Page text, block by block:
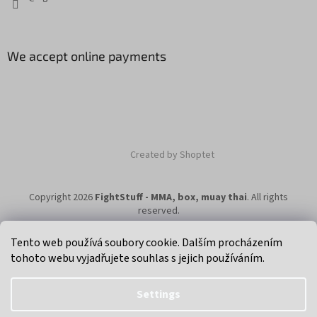
Tento web používá soubory cookie. Dalším procházením
tohoto webu vyjadřujete souhlas s jejich používáním.
Settings
We accept online payments
Created by Shoptet
Copyright 2026 FightStuff - MMA, box, muay thai. All rights
reserved.
Klikni na super eshop pro cyklisty a bikery.